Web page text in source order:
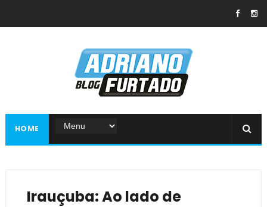
HOME
Irauçuba: Ao lado de